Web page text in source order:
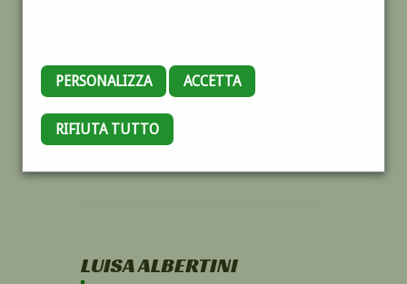
PERSONALIZZA ACCETTA
RIFIUTA TUTTO
LUISA ALBERTINI